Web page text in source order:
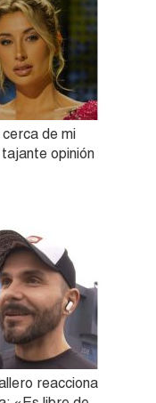
de mi
opinión
reacciona